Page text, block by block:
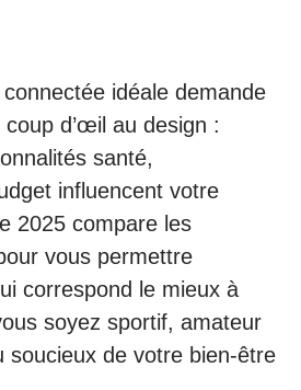
idéale demande
coup d’œil au design :
santé,
influencent votre
2025 compare les
vous permettre
correspond le mieux à
soyez sportif, amateur
soucieux de votre bien-être